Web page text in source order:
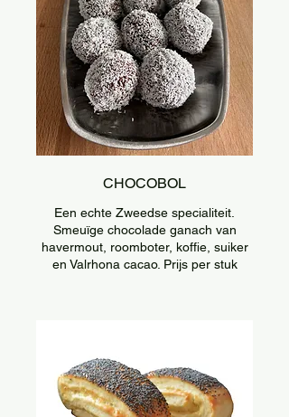
CHOCOBOL
Een echte Zweedse specialiteit.
Smeuïge chocolade ganach van
havermout, roomboter, koffie, suiker
en Valrhona cacao. Prijs per stuk